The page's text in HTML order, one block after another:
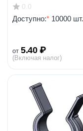
0.0
Доступно:* 10000 шт.
от 5.40 ₽
(Включая налог)